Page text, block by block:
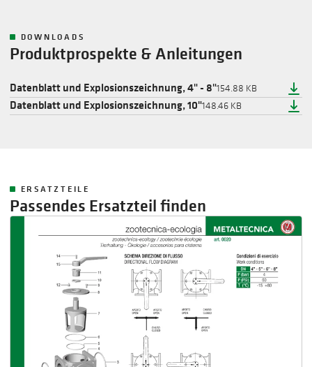
DOWNLOADS
Produktprospekte & Anleitungen
Datenblatt und Explosionszeichnung, 4" - 8"154.88 KB
Datenblatt und Explosionszeichnung, 10"148.46 KB
ERSATZTEILE
Passendes Ersatzteil finden